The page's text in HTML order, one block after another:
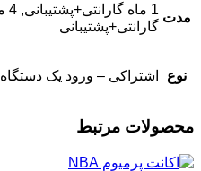
مدت
گارانتی+پشتیبانی
نوع اشتراکی – ورود یک دستگاه
محصولات مرتبط